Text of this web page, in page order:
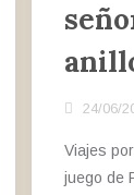
24/06/
Viajes
juego de